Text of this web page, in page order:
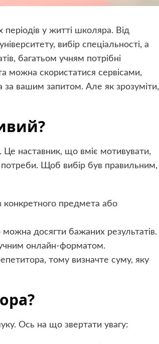
у житті школяра. Від
вибір спеціальності, а
багатьом учням потрібні
можна скористатися сервісами,
за вашим запитом. Але як зрозуміти,
наставник, що вміє мотивувати,
потреби. Щоб вибір був правильним,
конкретного предмета або
досягти бажаних результатів.
онлайн-форматом.
тому визначте суму, яку
Ось на що звертати увагу: